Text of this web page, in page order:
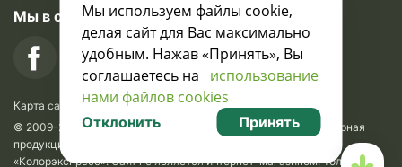
Мы в социальных сетях
Карта сайта
© 2009-2026 Krasavik.by. Сувениры оптом. Рекламно-сувенирная
продукция и сувениры с логотипом. УНН 100873745, ООО
«Колорэкспресс». Сайт не является интернет-магазином. Только
Мы используем файлы cookie,
делая сайт для Вас максимально
удобным. Нажав «Принять», Вы
соглашаетесь на использование
нами файлов cookies
Отклонить Принять